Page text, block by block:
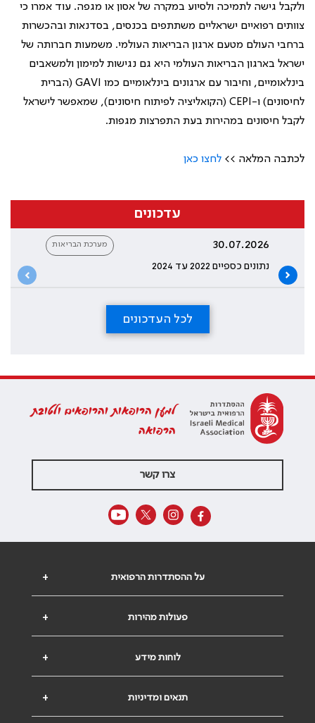
ולקבל גישה לתמיכה ולסיוע במקרה של אסון או מגפה. עוד אמרו כי
צוותים רפואיים ישראליים משתתפים בכנסים, בסדנאות ובהכשרות
ברחבי העולם מטעם ארגון הבריאות העולמי. משמעות חברותה של
ישראל בארגון הבריאות העולמי היא גם נגישות למימון ולמשאבים
בינלאומיים, וחיבור עם ארגונים בינלאומיים כמו GAVI (הברית
לחיסונים) ו-CEPI (הקואליציה לפיתוח חיסונים), שמאפשר לישראל
לקבל חיסונים במהירות בעת התפרצות מגפות.
לכתבה המלאה >> לחצו כאן
עדכונים
30.07.2026
נתונים כספיים 2022 עד 2024
מערכת הבריאות
לכל העדכונים
למען הרופאות והרופאים ולטובת
הרפואה
צרו קשר
+ על ההסתדרות הרפואית
+ פעולות מהירות
+ לוחות מידע
+ תנאים ומדיניות